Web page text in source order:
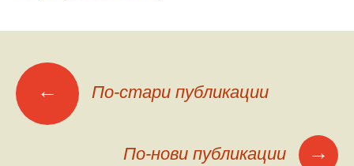
Меню
на
← По-стари публикации
По-нови публикации →